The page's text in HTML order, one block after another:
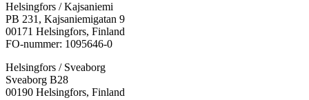
Helsingfors / Kajsaniemi
PB 231, Kajsaniemigatan 9
00171 Helsingfors, Finland
FO-nummer: 1095646-0
Helsingfors / Sveaborg
Sveaborg B28
00190 Helsingfors, Finland